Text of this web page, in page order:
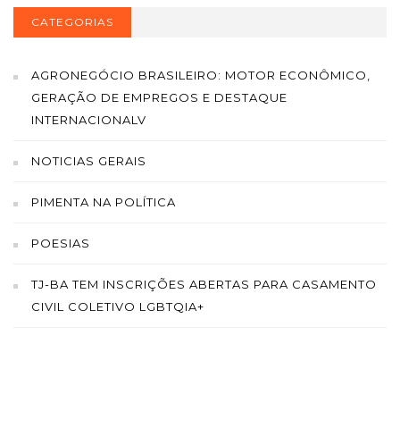
CATEGORIAS
AGRONEGÓCIO BRASILEIRO: MOTOR ECONÔMICO,
GERAÇÃO DE EMPREGOS E DESTAQUE
INTERNACIONALV
NOTICIAS GERAIS
PIMENTA NA POLÍTICA
POESIAS
TJ-BA TEM INSCRIÇÕES ABERTAS PARA CASAMENTO
CIVIL COLETIVO LGBTQIA+